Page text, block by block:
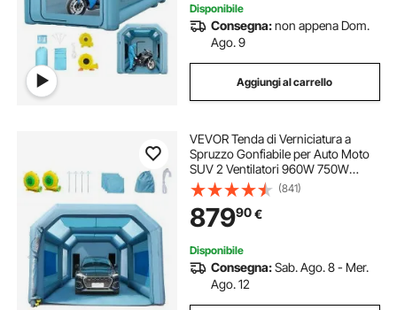
Disponibile
Consegna:non appena Dom.
Ago. 9
Aggiungi al carrello
VEVOR Tenda di Verniciatura a
Spruzzo Gonfiabile per Auto Moto
SUV 2 Ventilatori 960W 750W
Sistema di Filtrazione Filtro 3 Strati
6 Finestre d'Aerazione, Tenda
Cabina per Verniciatura 8,5 x 4,8 x
3,3m
(841)
87990€
Disponibile
Consegna:Sab. Ago. 8 - Mer.
Ago. 12